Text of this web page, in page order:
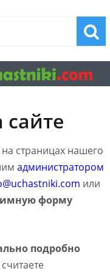
страницах нашего
администратором
или
форму
подробно